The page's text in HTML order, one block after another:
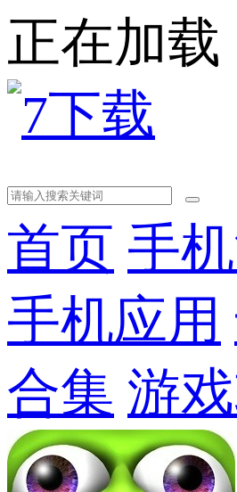
正在加载
首页 手
手机应用
合集 游